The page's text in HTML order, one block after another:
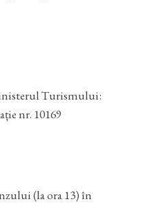
Turismului:
nr. 10169
(la ora 13) în